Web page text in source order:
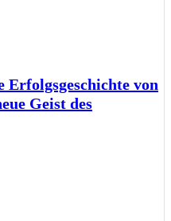
von
Geist des